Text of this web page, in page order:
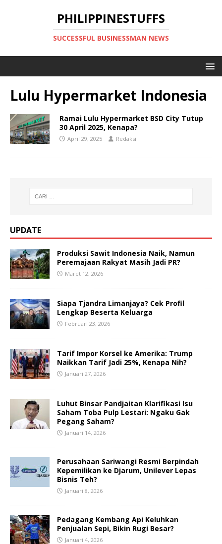
PHILIPPINESTUFFS
SUCCESSFUL BUSINESSMAN NEWS
Lulu Hypermarket Indonesia
Ramai Lulu Hypermarket BSD City Tutup
30 April 2025, Kenapa?
April 29, 2025 Redaksi
UPDATE
Produksi Sawit Indonesia Naik, Namun
Peremajaan Rakyat Masih Jadi PR?
Maret 12, 2026
Siapa Tjandra Limanjaya? Cek Profil
Lengkap Beserta Keluarga
Februari 23, 2026
Tarif Impor Korsel ke Amerika: Trump
Naikkan Tarif Jadi 25%, Kenapa Nih?
Januari 27, 2026
Luhut Binsar Pandjaitan Klarifikasi Isu
Saham Toba Pulp Lestari: Ngaku Gak
Pegang Saham?
Januari 14, 2026
Perusahaan Sariwangi Resmi Berpindah
Kepemilikan ke Djarum, Unilever Lepas
Bisnis Teh?
Januari 8, 2026
Pedagang Kembang Api Keluhkan
Penjualan Sepi, Bikin Rugi Besar?
Januari 4, 2026